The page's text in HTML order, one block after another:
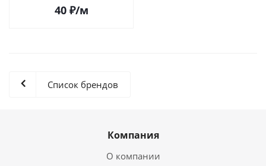
40₽/м
Список брендов
Компания
О компании